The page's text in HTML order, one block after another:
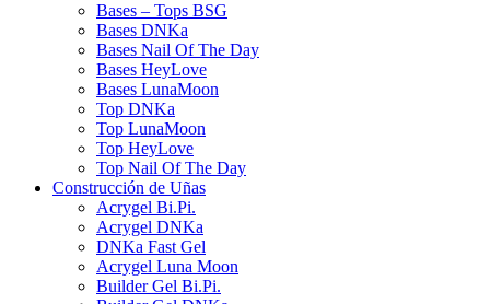
Bases – Tops BSG
Bases DNKa
Bases Nail Of The Day
Bases HeyLove
Bases LunaMoon
Top DNKa
Top LunaMoon
Top HeyLove
Top Nail Of The Day
Construcción de Uñas
Acrygel Bi.Pi.
Acrygel DNKa
DNKa Fast Gel
Acrygel Luna Moon
Builder Gel Bi.Pi.